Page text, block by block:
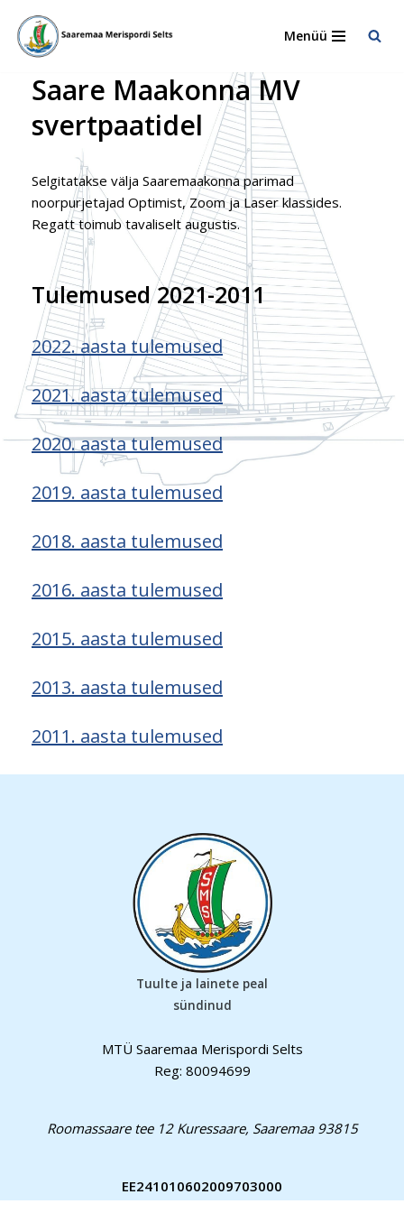
Skip
content
Menüü
Saare Maakonna MV
svertpaatidel
Selgitatakse välja Saaremaakonna parimad
noorpurjetajad Optimist, Zoom ja Laser klassides.
Regatt toimub tavaliselt augustis.
Tulemused 2021-2011
2022. aasta tulemused
2021. aasta tulemused
2020. aasta tulemused
2019. aasta tulemused
2018. aasta tulemused
2016. aasta tulemused
2015. aasta tulemused
2013. aasta tulemused
2011. aasta tulemused
Tuulte ja lainete peal
sündinud
MTÜ Saaremaa Merispordi Selts
Reg: 80094699
Roomassaare tee 12 Kuressaare, Saaremaa 93815
EE241010602009703000